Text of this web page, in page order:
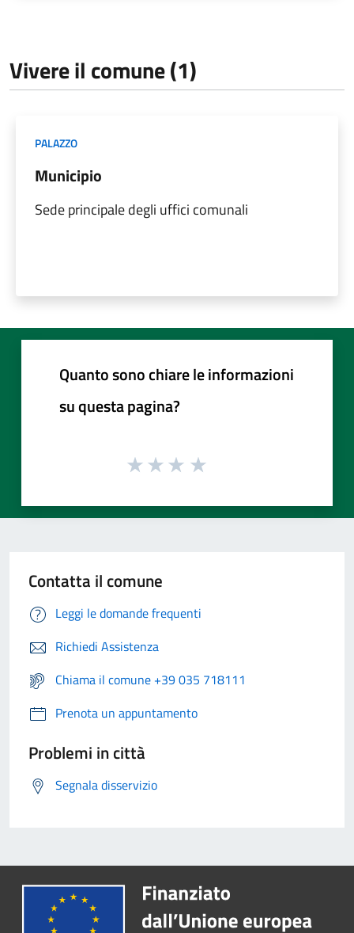
Vivere il comune (1)
PALAZZO
Municipio
Sede principale degli uffici comunali
Quanto sono chiare le informazioni
su questa pagina?
Contatta il comune
Leggi le domande frequenti
Richiedi Assistenza
Chiama il comune +39 035 718111
Prenota un appuntamento
Problemi in città
Segnala disservizio